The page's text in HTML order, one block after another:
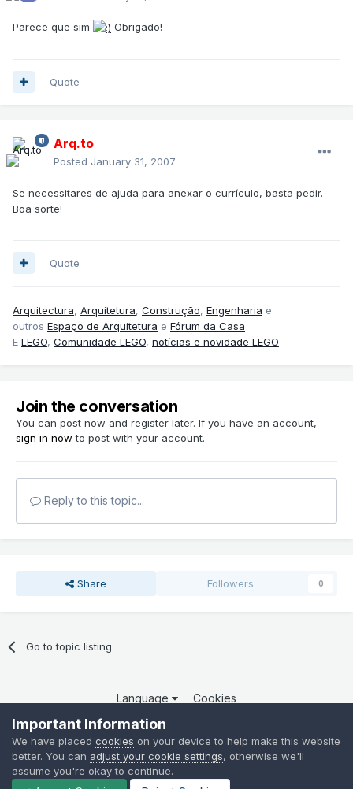
Parece que sim Obrigado!
Quote
Arq.to
Posted January 31, 2007
Se necessitares de ajuda para anexar o currículo, basta pedir.
Boa sorte!
Quote
Arquitectura, Arquitetura, Construção, Engenharia e
outros Espaço de Arquitetura e Fórum da Casa
E LEGO, Comunidade LEGO, notícias e novidade LEGO
Join the conversation
You can post now and register later. If you have an account,
sign in now to post with your account.
Reply to this topic...
Share Followers 0
Go to topic listing
Language Cookies
Copyright 2025 por QCOM. Todos os direitos reservados.
Powered by Invision Community
Important Information
We have placed cookies on your device to help make this website
better. You can adjust your cookie settings, otherwise we'll
assume you're okay to continue.